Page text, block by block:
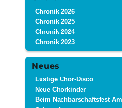
Chronik 2026
Chronik 2025
Chronik 2024
Chronik 2023
Neues
Lustige Chor-Disco
Neue Chorkinder
Beim Nachbarschaftsfest Am